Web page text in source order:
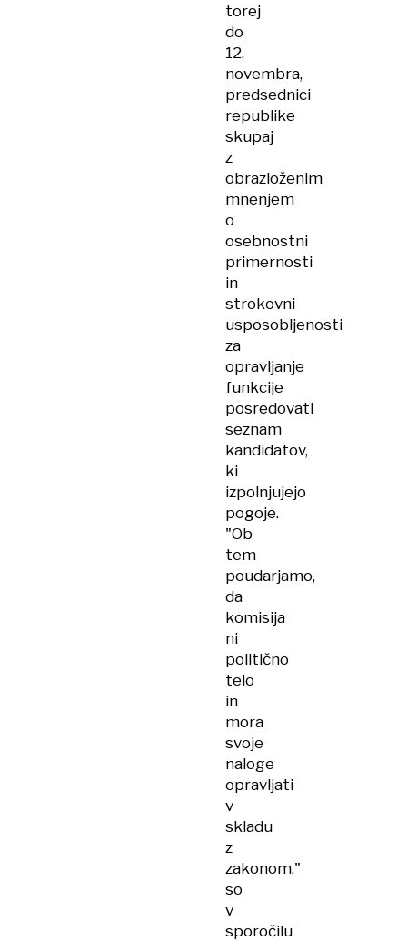
torej
do
12.
novembra,
predsednici
republike
skupaj
z
obrazloženim
mnenjem
o
osebnostni
primernosti
in
strokovni
usposobljenosti
za
opravljanje
funkcije
posredovati
seznam
kandidatov,
ki
izpolnjujejo
pogoje.
"Ob
tem
poudarjamo,
da
komisija
ni
politično
telo
in
mora
svoje
naloge
opravljati
v
skladu
z
zakonom,"
so
v
sporočilu